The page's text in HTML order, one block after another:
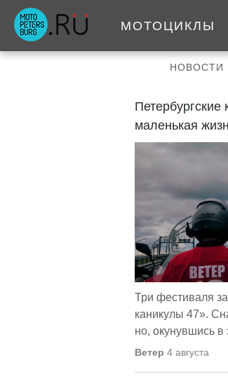
МОТОЦИКЛЫ
НОВОСТИ
маленькая
Три фестиваля
каникулы 47».
но, окунувшись
Ветер 4 августа